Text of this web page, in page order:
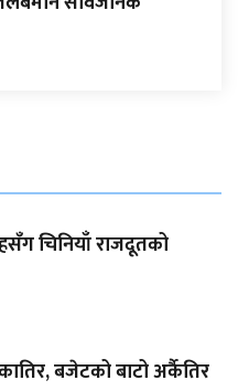
चिनियाँ राजदूतको
बजेटको बाटो अर्कैतिर